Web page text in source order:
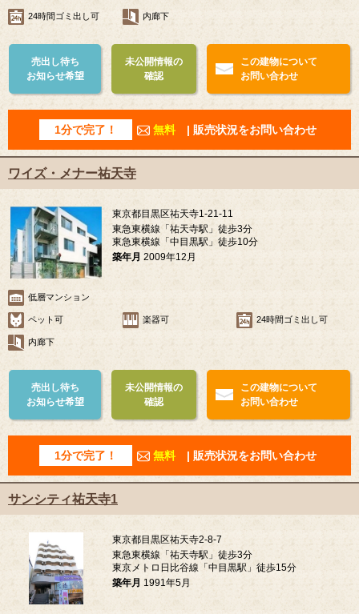
24時間ゴミ出し可 内廊下
売出し待ち
お知らせ希望
未公開情報の
確認
この建物について
お問い合わせ
1分で完了！ 無料 | 販売状況をお問い合わせ
ワイズ・メナー祐天寺
東京都目黒区祐天寺1-21-11
東急東横線「祐天寺駅」徒歩3分
東急東横線「中目黒駅」徒歩10分
築年月 2009年12月
低層マンション
ペット可 楽器可 24時間ゴミ出し可
内廊下
売出し待ち
お知らせ希望
未公開情報の
確認
この建物について
お問い合わせ
1分で完了！ 無料 | 販売状況をお問い合わせ
サンシティ祐天寺1
東京都目黒区祐天寺2-8-7
東急東横線「祐天寺駅」徒歩3分
東京メトロ日比谷線「中目黒駅」徒歩15分
築年月 1991年5月